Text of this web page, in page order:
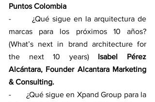
Puntos Colombia
-       ¿Qué sigue en la arquitectura de
marcas para los próximos 10 años?
(What’s next in brand architecture for
the next 10 years) Isabel Pérez
Alcántara, Founder Alcantara Marketing
& Consulting.
-       ¿Qué sigue en Xpand Group para la